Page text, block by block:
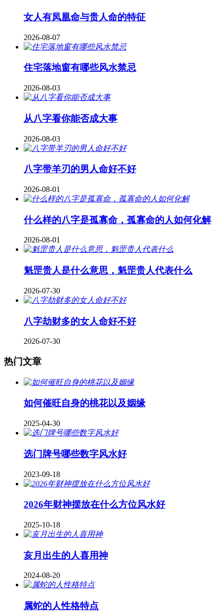
女人有凤凰命与贵人命的特征
2026-08-07
住宅落地窗有哪些风水禁忌
2026-08-03
从八字看你能否成大事
2026-08-03
八字带羊刃的男人命好不好
2026-08-01
什么样的八字是孤寡命，孤寡命的人如何化解
2026-08-01
魁罡贵人是什么意思，魁罡贵人代表什么
2026-07-30
八字劫财多的女人命好不好
2026-07-30
热门文章
如何催旺自身的桃花以及姻缘
2025-04-30
​选门牌号哪些数字风水好
2023-09-18
2026年财神摆放在什么方位风水好
2025-10-18
亥月出生的人喜用神
2024-08-20
属蛇的人性格特点